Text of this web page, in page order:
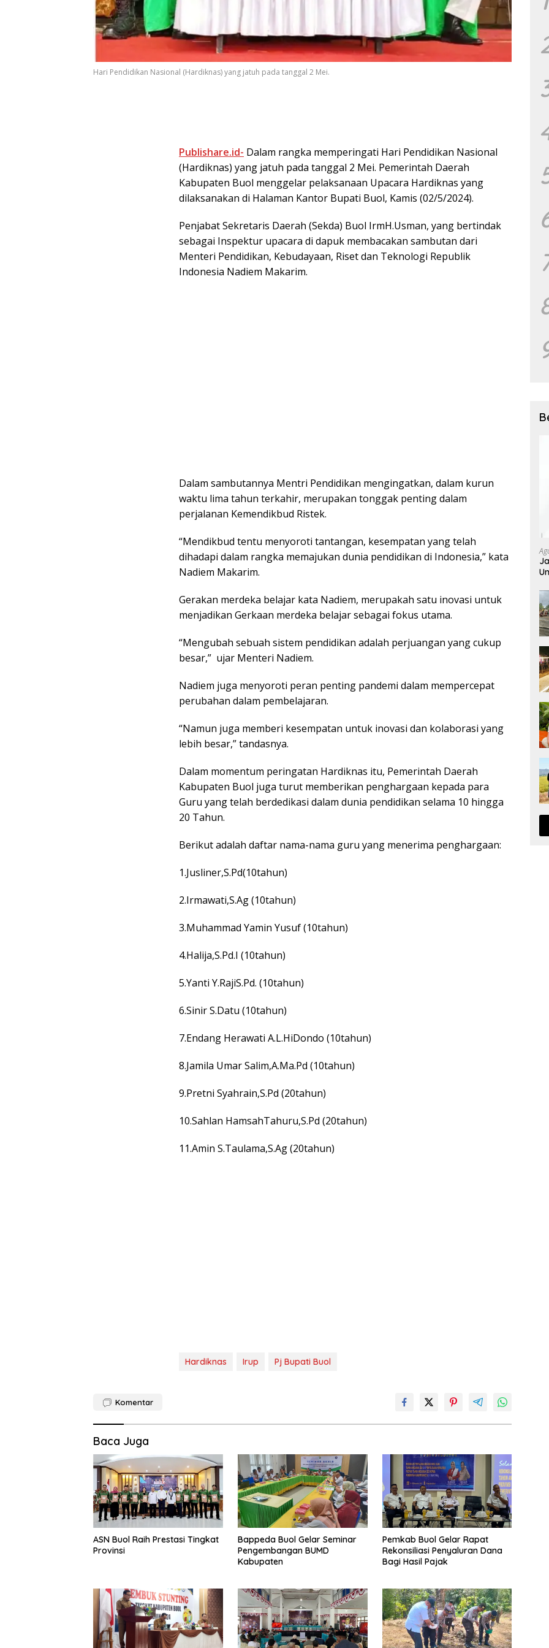
Hari Pendidikan Nasional (Hardiknas) yang jatuh pada tanggal 2 Mei.
Publishare.id- Dalam rangka memperingati Hari Pendidikan Nasional
(Hardiknas) yang jatuh pada tanggal 2 Mei. Pemerintah Daerah
Kabupaten Buol menggelar pelaksanaan Upacara Hardiknas yang
dilaksanakan di Halaman Kantor Bupati Buol, Kamis (02/5/2024).
Penjabat Sekretaris Daerah (Sekda) Buol IrmH.Usman, yang bertindak
sebagai Inspektur upacara di dapuk membacakan sambutan dari
Menteri Pendidikan, Kebudayaan, Riset dan Teknologi Republik
Indonesia Nadiem Makarim.
Dalam sambutannya Mentri Pendidikan mengingatkan, dalam kurun
waktu lima tahun terkahir, merupakan tonggak penting dalam
perjalanan Kemendikbud Ristek.
“Mendikbud tentu menyoroti tantangan, kesempatan yang telah
dihadapi dalam rangka memajukan dunia pendidikan di Indonesia,” kata
Nadiem Makarim.
Gerakan merdeka belajar kata Nadiem, merupakah satu inovasi untuk
menjadikan Gerkaan merdeka belajar sebagai fokus utama.
“Mengubah sebuah sistem pendidikan adalah perjuangan yang cukup
besar,” ujar Menteri Nadiem.
Nadiem juga menyoroti peran penting pandemi dalam mempercepat
perubahan dalam pembelajaran.
“Namun juga memberi kesempatan untuk inovasi dan kolaborasi yang
lebih besar,” tandasnya.
Dalam momentum peringatan Hardiknas itu, Pemerintah Daerah
Kabupaten Buol juga turut memberikan penghargaan kepada para
Guru yang telah berdedikasi dalam dunia pendidikan selama 10 hingga
20 Tahun.
Berikut adalah daftar nama-nama guru yang menerima penghargaan:
1.Jusliner,S.Pd(10tahun)
2.Irmawati,S.Ag (10tahun)
3.Muhammad Yamin Yusuf (10tahun)
4.Halija,S.Pd.I (10tahun)
5.Yanti Y.RajiS.Pd. (10tahun)
6.Sinir S.Datu (10tahun)
7.Endang Herawati A.L.HiDondo (10tahun)
8.Jamila Umar Salim,A.Ma.Pd (10tahun)
9.Pretni Syahrain,S.Pd (20tahun)
10.Sahlan HamsahTahuru,S.Pd (20tahun)
11.Amin S.Taulama,S.Ag (20tahun)
Hardiknas Irup Pj Bupati Buol
Komentar
Baca Juga
ASN Buol Raih Prestasi Tingkat
Provinsi
Bappeda Buol Gelar Seminar
Pengembangan BUMD
Kabupaten
Pemkab Buol Gelar Rapat
Rekonsiliasi Penyaluran Dana
Bagi Hasil Pajak